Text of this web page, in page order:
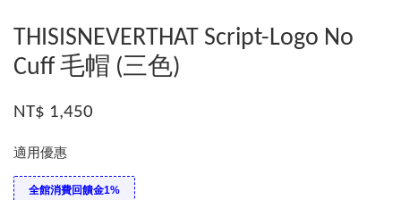
THISISNEVERTHAT Script-Logo No
Cuff 毛帽 (三色)
NT$ 1,450
適用優惠
全館消費回饋金1%